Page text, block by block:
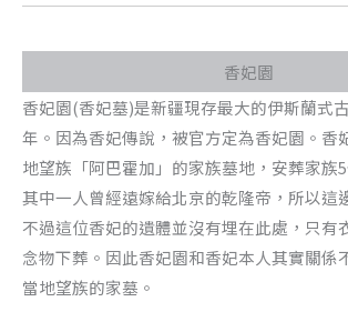
香妃園
香妃園(香妃墓)是新疆現存最大的伊斯蘭式
年。因為香妃傳說，被官方定為香妃園。香
地望族「阿巴霍加」的家族墓地，安葬家族
其中一人曾經遠嫁給北京的乾隆帝，所以這
不過這位香妃的遺體並沒有埋在此處，只有
念物下葬。因此香妃園和香妃本人其實關係
當地望族的家墓。